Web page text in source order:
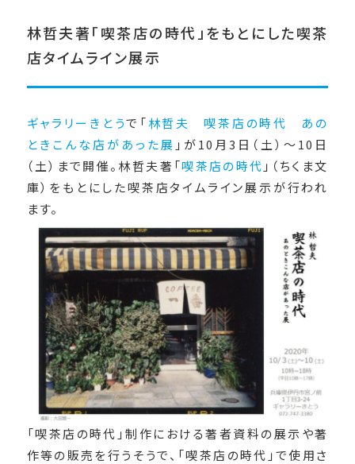
林哲夫著「喫茶店の時代」をもとにした喫茶
店タイムライン展示
ギャラリーきとうで「林哲夫 喫茶店の時代 あの
ときこんな店があった展 」が10月3日（土）〜10日
（土）まで開催。林哲夫著「喫茶店の時代 」（ちくま文
庫）をもとにした喫茶店タイムライン展示が行われ
ます。
「喫茶店の時代」制作における著者資料の展示や著
作等の販売を行うそうで、「喫茶店の時代」で使用さ